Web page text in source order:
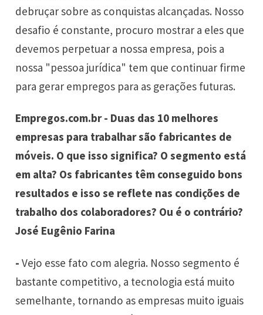
debruçar sobre as conquistas alcançadas. Nosso
desafio é constante, procuro mostrar a eles que
devemos perpetuar a nossa empresa, pois a
nossa "pessoa jurídica" tem que continuar firme
para gerar empregos para as gerações futuras.
Empregos.com.br - Duas das 10 melhores
empresas para trabalhar são fabricantes de
móveis. O que isso significa? O segmento está
em alta? Os fabricantes têm conseguido bons
resultados e isso se reflete nas condições de
trabalho dos colaboradores? Ou é o contrário?
José Eugênio Farina
- Vejo esse fato com alegria. Nosso segmento é
bastante competitivo, a tecnologia está muito
semelhante, tornando as empresas muito iguais